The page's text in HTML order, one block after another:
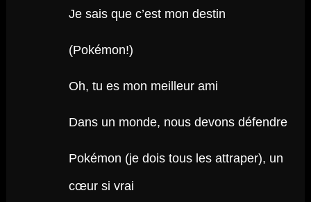
Je sais que c’est mon destin
(Pokémon!)
Oh, tu es mon meilleur ami
Dans un monde, nous devons défendre
Pokémon (je dois tous les attraper), un
cœur si vrai